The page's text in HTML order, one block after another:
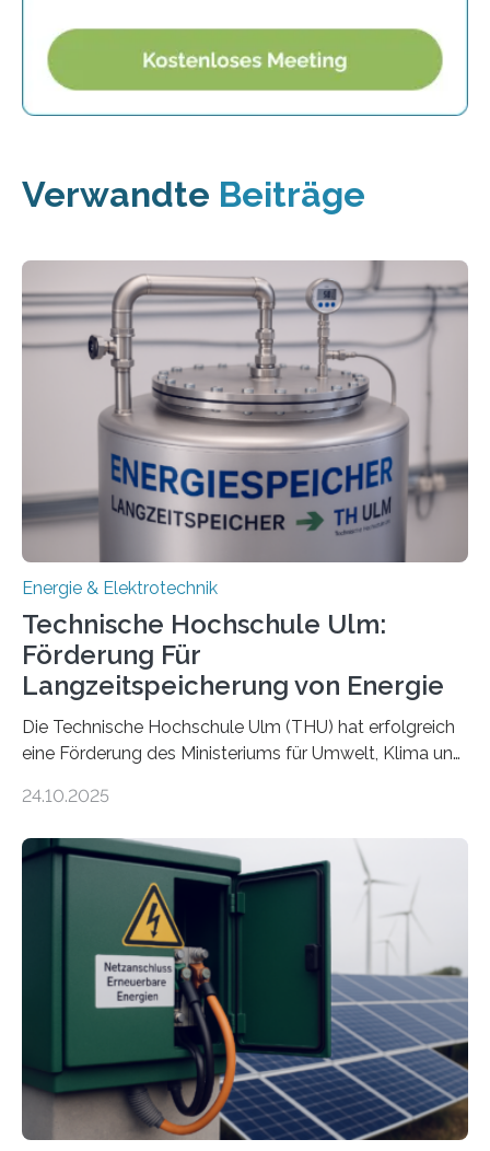
Verwandte Beiträge
Energie & Elektrotechnik
Technische Hochschule Ulm:
Förderung Für
Langzeitspeicherung von Energie
Die Technische Hochschule Ulm (THU) hat erfolgreich
eine Förderung des Ministeriums für Umwelt, Klima und
Forschungsprojekt „LAGER – Langzeitspeicherung in
Quartieren“ eingeworben. Ziel des Projekts ist die
Entwicklung, Erprobung und Demonstration von
Konzepten zur langfristigen Energiespeicherung in
sektorübergreifend vernetzten Energiesystemen. Das
Projekt startete am 15. Oktober 2025, hat eine Laufzeit
von drei Jahren und ein Gesamtvolumen von rund 2,9
Millionen Euro, wovon 2,6 Millionen Euro durch das
Ministerium für Umwelt, Klima und…
24.10.2025